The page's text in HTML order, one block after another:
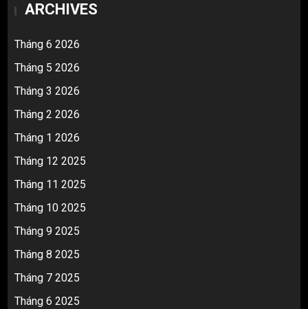
ARCHIVES
Tháng 6 2026
Tháng 5 2026
Tháng 3 2026
Tháng 2 2026
Tháng 1 2026
Tháng 12 2025
Tháng 11 2025
Tháng 10 2025
Tháng 9 2025
Tháng 8 2025
Tháng 7 2025
Tháng 6 2025